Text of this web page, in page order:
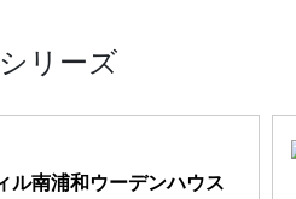
リーズ
ル南浦和ウーデンハウス